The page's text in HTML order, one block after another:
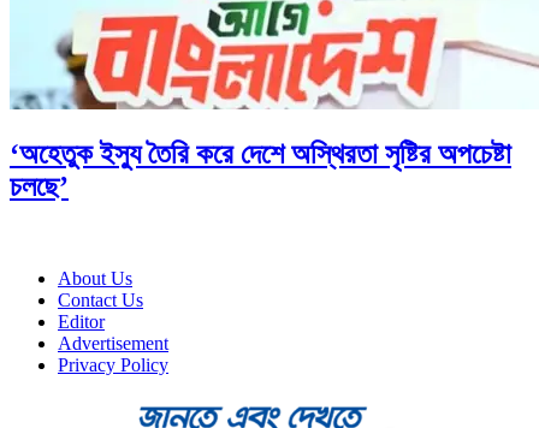
‘অহেতুক ইস্যু তৈরি করে দেশে অস্থিরতা সৃষ্টির অপচেষ্টা
চলছে’
About Us
Contact Us
Editor
Advertisement
Privacy Policy